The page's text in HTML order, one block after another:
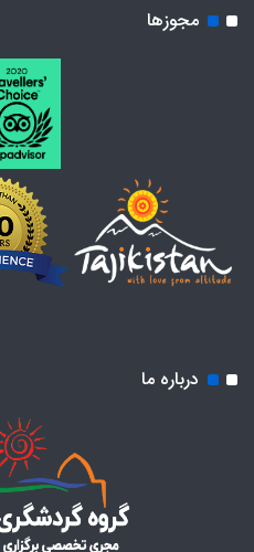
مجوزها
درباره ما